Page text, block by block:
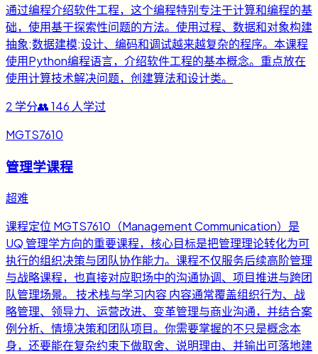
通过编程介绍软件工程，这个编程特别专注于计算和编程的基
础，使用基于探索性问题的方法。使用过程、数据和对象构建
抽象;数据建模;设计、编码和调试越来越复杂的程序。本课程
使用Python编程语言，介绍软件工程的基本概念。重点放在
使用计算技术解决问题，创建算法和设计类。
2 学分👥146 人学过
MGTS7610
管理学课程
超难
课程定位 MGTS7610（Management Communication）是
UQ 管理学方向的重要课程，核心目标是把管理理论转化为可
执行的组织决策与团队协作能力。课程不仅服务后续高阶管理
与战略课程，也直接对应职场中的沟通协调、项目推进与跨团
队管理场景。 技术栈与学习内容 内容通常覆盖组织行为、战
略管理、领导力、运营改进、变革管理与商业沟通，并结合案
例分析、情境决策和团队项目。你需要掌握的不只是概念本
身，还要能在复杂约束下做取舍、说明理由、并输出可落地建